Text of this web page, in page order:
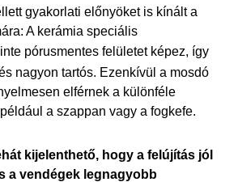
gyakorlati előnyöket is kínált a
A kerámia speciális
pórusmentes felületet képez, így
nagyon tartós. Ezenkívül a mosdó
elférnek a különféle
a szappan vagy a fogkefe.
kijelenthető, hogy a felújítás jól
a vendégek legnagyobb